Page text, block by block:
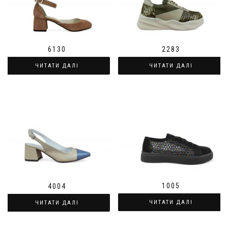
6130
ЧИТАТИ ДАЛІ
2283
ЧИТАТИ ДАЛІ
4004
ЧИТАТИ ДАЛІ
1005
ЧИТАТИ ДАЛІ